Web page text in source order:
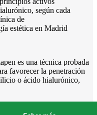
es una técnica probada
favorecer la penetración
o ácido hialurónico,